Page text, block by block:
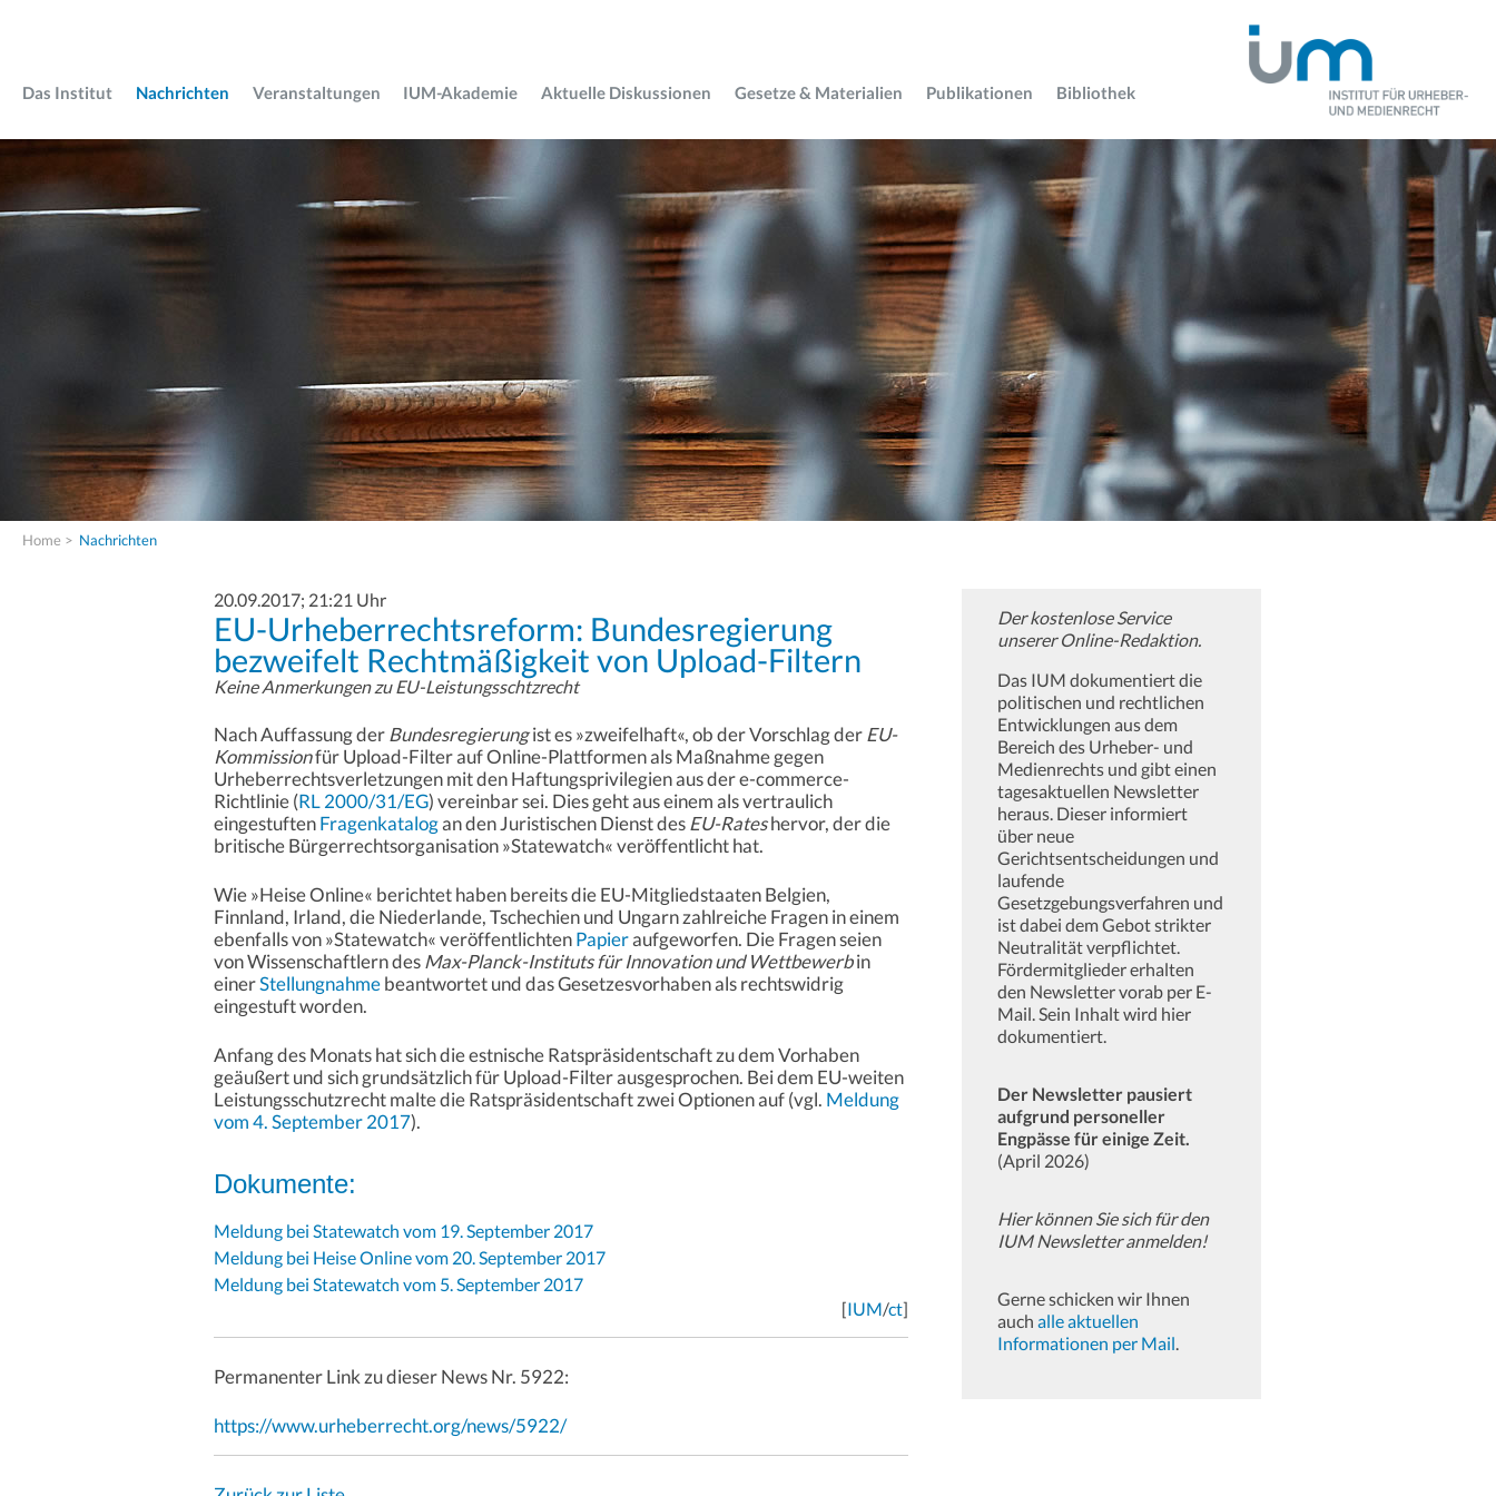
Das Institut Nachrichten Veranstaltungen IUM-Akademie Aktuelle Diskussionen Gesetze & Materialien Publikationen Bibliothek
Home > Nachrichten
20.09.2017; 21:21 Uhr
EU-Urheberrechtsreform: Bundesregierung
bezweifelt Rechtmäßigkeit von Upload-Filtern
Keine Anmerkungen zu EU-Leistungsschtzrecht
Nach Auffassung derBundesregierungist es »zweifelhaft«, ob der Vorschlag derEU-
Kommissionfür Upload-Filter auf Online-Plattformen als Maßnahme gegen
Urheberrechtsverletzungen mit den Haftungsprivilegien aus der e-commerce-
Richtlinie (RL 2000/31/EG) vereinbar sei. Dies geht aus einem als vertraulich
eingestuftenFragenkatalogan den Juristischen Dienst desEU-Rateshervor, der die
britische Bürgerrechtsorganisation »Statewatch« veröffentlicht hat.
Wie »Heise Online« berichtet haben bereits die EU-Mitgliedstaaten Belgien,
Finnland, Irland, die Niederlande, Tschechien und Ungarn zahlreiche Fragen in einem
ebenfalls von »Statewatch« veröffentlichtenPapieraufgeworfen. Die Fragen seien
von Wissenschaftlern desMax-Planck-Instituts für Innovation und Wettbewerbin
einerStellungnahmebeantwortet und das Gesetzesvorhaben als rechtswidrig
eingestuft worden.
Anfang des Monats hat sich die estnische Ratspräsidentschaft zu dem Vorhaben
geäußert und sich grundsätzlich für Upload-Filter ausgesprochen. Bei dem EU-weiten
Leistungsschutzrecht malte die Ratspräsidentschaft zwei Optionen auf (vgl. Meldung
vom 4. September 2017).
Dokumente:
Meldung bei Statewatch vom 19. September 2017
Meldung bei Heise Online vom 20. September 2017
Meldung bei Statewatch vom 5. September 2017
[IUM/ct]
Permanenter Link zu dieser News Nr. 5922:
https://www.urheberrecht.org/news/5922/
Der kostenlose Service
unserer Online-Redaktion.
Das IUM dokumentiert die
politischen und rechtlichen
Entwicklungen aus dem
Bereich des Urheber- und
Medienrechts und gibt einen
tagesaktuellen Newsletter
heraus. Dieser informiert
über neue
Gerichtsentscheidungen und
laufende
Gesetzgebungsverfahren und
ist dabei dem Gebot strikter
Neutralität verpflichtet.
Fördermitglieder erhalten
den Newsletter vorab per E-
Mail. Sein Inhalt wird hier
dokumentiert.
Der Newsletter pausiert
aufgrund personeller
Engpässe für einige Zeit.
(April 2026)
Hier können Sie sich für den
IUM Newsletter anmelden!
Gerne schicken wir Ihnen
auch alle aktuellen
Informationen per Mail.